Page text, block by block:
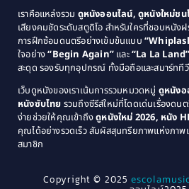
Coming of Age ก้าวพ้น
Coming-of-Age(3)
Community(1)
Crime อาชญากรรม
1979
1976
1974
1971
1969
1964
เราคือแหล่งรวม ดูหนังออนไลน์, ดูหนังใหม่ชน
เสียงคมชัดระดับสตูดิโอ สำหรับใครที่ชอบหนัง
การฝึกซ้อมดนตรีอย่างเข้มข้นแบบ
ใจอย่าง“Begin Again” และ“La La Land”
สะดุด รองรับทุกอุปกรณ์ ทั้งมือถือและสมาร์ททีวี
เว็บดูหนังของเราเน้นการรวมหมวดหมู่ ดูหนังอ
หนังซับไทย รวมถึงซีรีส์ใหม่ที่โดดเด่นเรื่องดน
ง่ายช่วยให้คุณเข้าถึงดูหนังใหม่ 2026, หนัง
คุณได้อย่างรวดเร็ว สัมผัสสุนทรียภาพแห่งภาพ
สมาชิก
Copyright © 2025